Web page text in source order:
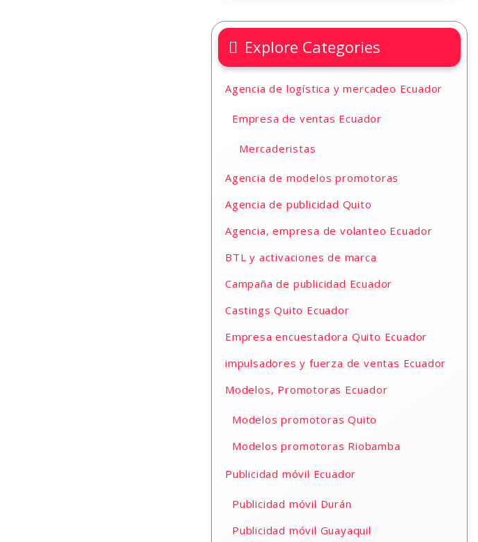
Explore Categories
Agencia de logística y mercadeo Ecuador
Empresa de ventas Ecuador
Mercaderistas
Agencia de modelos promotoras
Agencia de publicidad Quito
Agencia, empresa de volanteo Ecuador
BTL y activaciones de marca
Campaña de publicidad Ecuador
Castings Quito Ecuador
Empresa encuestadora Quito Ecuador
impulsadores y fuerza de ventas Ecuador
Modelos, Promotoras Ecuador
Modelos promotoras Quito
Modelos promotoras Riobamba
Publicidad móvil Ecuador
Publicidad móvil Durán
Publicidad móvil Guayaquil